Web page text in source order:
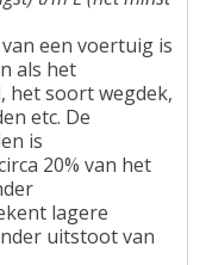
een voertuig is
als het
het soort wegdek,
etc. De
is
20% van het
lagere
uitstoot van